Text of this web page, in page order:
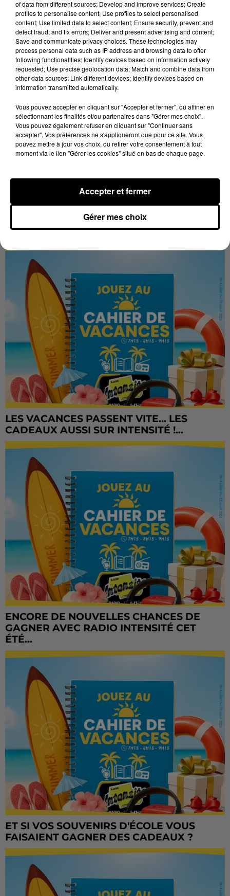
Stars'Terre 2026 : Philippe Palmieri dévoile
Stars'Terre, organisée du 18 au 20 septembre 2026 au
Château de Courtalain, Philippe Palmieri, président...
LES VACANCES PASSENT VITE... LES
CADEAUX AUSSI SUR INTENSITÉ !...
ENCORE DE NOUVELLES CHANCES DE
GAGNER AVEC RADIO INTENSITÉ CET
ÉTÉ...
ET SI VOS SOUVENIRS D'ÉCOLE VOUS
FAISAIENT GAGNER DES CADEAUX ?
of data from different sources; Develop and improve services; Create
profiles to personalise content; Use profiles to select personalised
content; Use limited data to select content; Ensure security, prevent and
detect fraud, and fix errors; Deliver and present advertising and content;
Save and communicate privacy choices. These technologies may
process personal data such as IP address and browsing data to offer
following functionalities: Identify devices based on information actively
requested; Use precise geolocation data; Match and combine data from
other data sources; Link different devices; Identify devices based on
information transmitted automatically.
Vous pouvez accepter en cliquant sur "Accepter et fermer", ou affiner en
sélectionnant les finalités et/ou partenaires dans "Gérer mes choix".
Vous pouvez également refuser en cliquant sur "Continuer sans
accepter". Vos préférences ne s'appliqueront que pour ce site. Vous
pouvez mettre à jour vos choix, ou retirer votre consentement à tout
moment via le lien "Gérer les cookies" situé en bas de chaque page.
Gérer mes choix
Accepter et fermer